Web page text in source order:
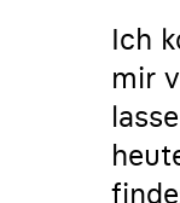
Ich
mir